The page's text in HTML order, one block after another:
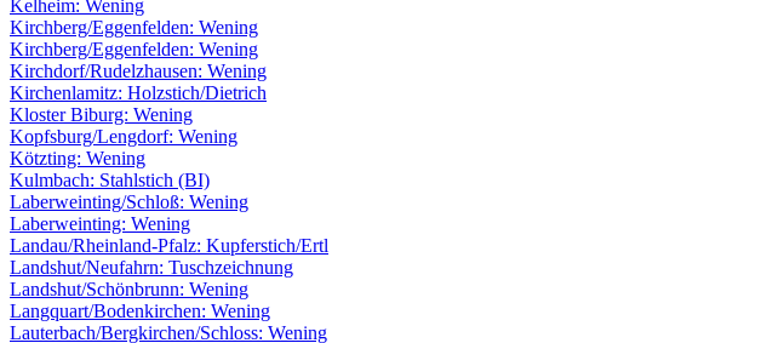
Kelheim: Wening
Kirchberg/Eggenfelden: Wening
Kirchberg/Eggenfelden: Wening
Kirchdorf/Rudelzhausen: Wening
Kirchenlamitz: Holzstich/Dietrich
Kloster Biburg: Wening
Kopfsburg/Lengdorf: Wening
Kötzting: Wening
Kulmbach: Stahlstich (BI)
Laberweinting/Schloß: Wening
Laberweinting: Wening
Landau/Rheinland-Pfalz: Kupferstich/Ertl
Landshut/Neufahrn: Tuschzeichnung
Landshut/Schönbrunn: Wening
Langquart/Bodenkirchen: Wening
Lauterbach/Bergkirchen/Schloss: Wening